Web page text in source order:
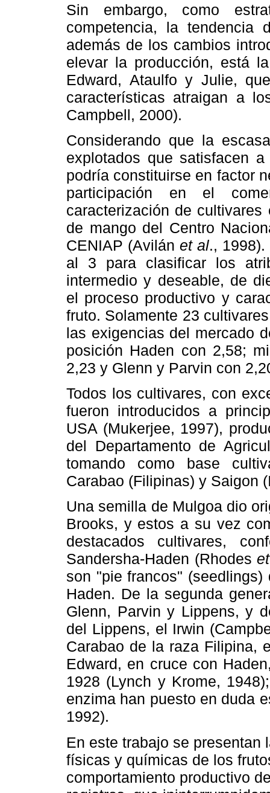
Sin embargo, como
competencia, la tendencia
además de los cambios
elevar la producción, está
Edward, Ataulfo y Julie,
características atraigan a
Campbell, 2000).
Considerando que la
explotados que satisfacen
podría constituirse en factor
participación en el
caracterización de
de mango del Centro
CENIAP (Avilán et al.,
al 3 para clasificar los
intermedio y deseable, de
el proceso productivo y
fruto. Solamente 23
las exigencias del mercado
posición Haden con 2,58;
2,23 y Glenn y Parvin con
Todos los cultivares, con
fueron introducidos a
USA (Mukerjee, 1997),
del Departamento de
tomando como base
Carabao (Filipinas) y Saigon
Una semilla de Mulgoa dio
Brooks, y estos a su vez
destacados cultivares,
Sandersha-Haden (Rhodes
son "pie francos"
Haden. De la segunda
Glenn, Parvin y Lippens, y
del Lippens, el Irwin
Carabao de la raza Filipina,
Edward, en cruce con
1928 (Lynch y Krome,
enzima han puesto en duda
1992).
En este trabajo se
físicas y químicas de los
comportamiento productivo